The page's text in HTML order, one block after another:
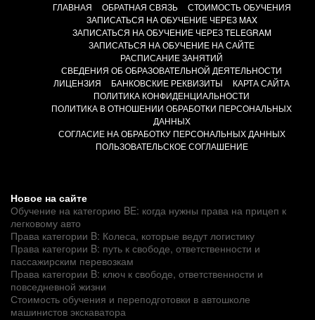
ГЛАВНАЯ ОБРАТНАЯ СВЯЗЬ
СТОИМОСТЬ ОБУЧЕНИЯ
ЗАПИСАТЬСЯ НА ОБУЧЕНИЕ ЧЕРЕЗ MAX
ЗАПИСАТЬСЯ НА ОБУЧЕНИЕ ЧЕРЕЗ TELEGRAM
ЗАПИСАТЬСЯ НА ОБУЧЕНИЕ НА САЙТЕ
РАСПИСАНИЕ ЗАНЯТИЙ
СВЕДЕНИЯ ОБ ОБРАЗОВАТЕЛЬНОЙ ДЕЯТЕЛЬНОСТИ
ЛИЦЕНЗИЯ
БАНКОВСКИЕ РЕКВИЗИТЫ
КАРТА САЙТА
ПОЛИТИКА КОНФИДЕНЦИАЛЬНОСТИ
ПОЛИТИКА В ОТНОШЕНИИ ОБРАБОТКИ ПЕРСОНАЛЬНЫХ
ДАННЫХ
СОГЛАСИЕ НА ОБРАБОТКУ ПЕРСОНАЛЬНЫХ ДАННЫХ
ПОЛЬЗОВАТЕЛЬСКОЕ СОГЛАШЕНИЕ
Новое на сайте
Обучение на категорию BE: когда нужны права на прицеп к
легковому авто
Права категории B: Колеса, которые ведут логистику
Права категории B: путь к свободе, ответственности и
пассажирским перевозкам
Права категории B: ключ к свободе, ответственности и
повседневной жизни
Стоимость обучения и переподготовки в автошколе
машинистов экскаватора